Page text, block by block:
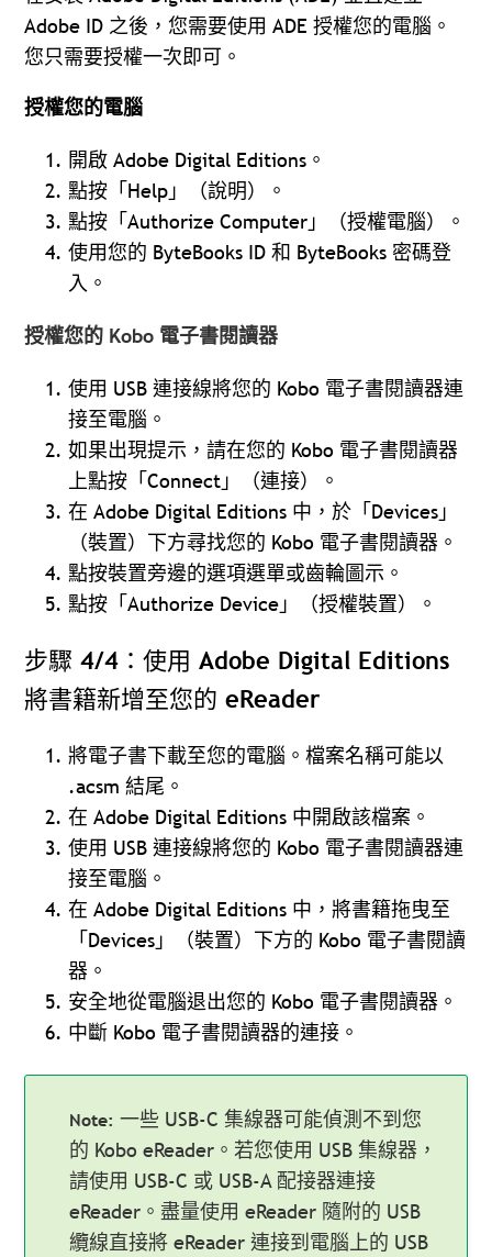
Adobe ID 之後，您需要使用 ADE 授權您的電腦。
您只需要授權一次即可。
授權您的電腦
開啟 Adobe Digital Editions。
點按「Help」（說明）。
點按「Authorize Computer」（授權電腦）。
使用您的 ByteBooks ID 和 ByteBooks 密碼登
入。
授權您的 Kobo 電子書閱讀器
使用 USB 連接線將您的 Kobo 電子書閱讀器連
接至電腦。
如果出現提示，請在您的 Kobo 電子書閱讀器
上點按「Connect」（連接）。
在 Adobe Digital Editions 中，於「Devices」
（裝置）下方尋找您的 Kobo 電子書閱讀器。
點按裝置旁邊的選項選單或齒輪圖示。
點按「Authorize Device」（授權裝置）。
步驟 4/4：使用 Adobe Digital Editions
將書籍新增至您的 eReader
將電子書下載至您的電腦。檔案名稱可能以
.acsm 結尾。
在 Adobe Digital Editions 中開啟該檔案。
使用 USB 連接線將您的 Kobo 電子書閱讀器連
接至電腦。
在 Adobe Digital Editions 中，將書籍拖曳至
「Devices」（裝置）下方的 Kobo 電子書閱讀
器。
安全地從電腦退出您的 Kobo 電子書閱讀器。
中斷 Kobo 電子書閱讀器的連接。
一些 USB-C 集線器可能偵測不到您
的 Kobo eReader。若您使用 USB 集線器，
請使用 USB-C 或 USB-A 配接器連接
eReader。盡量使用 eReader 隨附的 USB
纜線直接將 eReader 連接到電腦上的 USB